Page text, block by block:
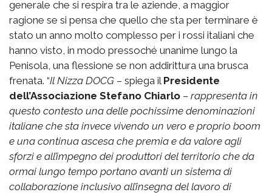
generale che si respira tra le aziende, a maggior
ragione se si pensa che quello che sta per terminare è
stato un anno molto complesso per i rossi italiani che
hanno visto, in modo pressoché unanime lungo la
Penisola, una flessione se non addirittura una brusca
frenata. “Il Nizza DOCG – spiega il Presidente
dell’Associazione Stefano Chiarlo – rappresenta in
questo contesto una delle pochissime denominazioni
italiane che sta invece vivendo un vero e proprio boom
e una continua ascesa che premia e da valore agli
sforzi e all’impegno dei produttori del territorio che da
ormai lungo tempo portano avanti un sistema di
collaborazione inclusivo all’insegna del lavoro di